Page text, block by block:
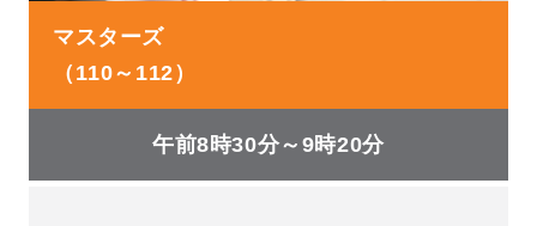
マスターズ
（110～112）
午前8時30分～9時20分